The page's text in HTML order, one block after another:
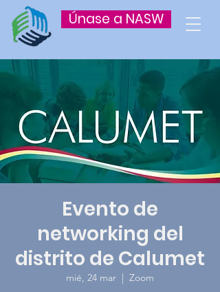
Únase a NASW
Evento de
networking del
distrito de Calumet
mié, 24 mar
  |
Zoom